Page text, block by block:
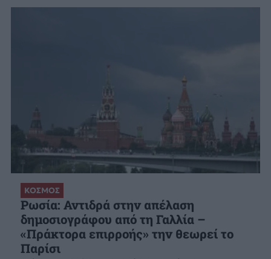
ΚΟΣΜΟΣ
Ρωσία: Αντιδρά στην απέλαση
δημοσιογράφου από τη Γαλλία –
«Πράκτορα επιρροής» την θεωρεί το
Παρίσι